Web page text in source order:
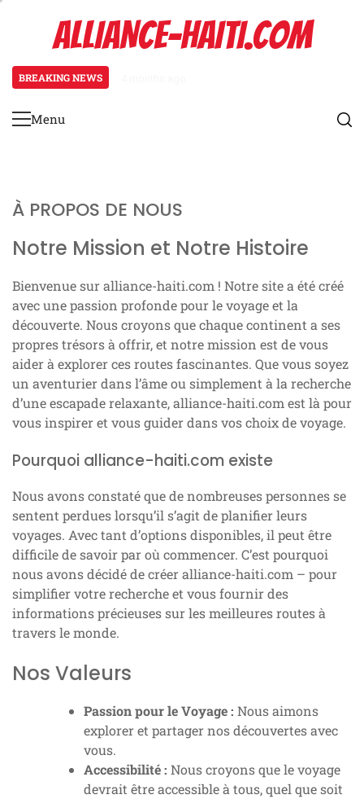
ALLIANCE-HAITI.COM
BREAKING NEWS
Primary
Menu
À PROPOS DE NOUS
Notre Mission et Notre Histoire
Bienvenue sur alliance-haiti.com ! Notre site a été créé
avec une passion profonde pour le voyage et la
découverte. Nous croyons que chaque continent a ses
propres trésors à offrir, et notre mission est de vous
aider à explorer ces routes fascinantes. Que vous soyez
un aventurier dans l’âme ou simplement à la recherche
d’une escapade relaxante, alliance-haiti.com est là pour
vous inspirer et vous guider dans vos choix de voyage.
Pourquoi alliance-haiti.com existe
Nous avons constaté que de nombreuses personnes se
sentent perdues lorsqu’il s’agit de planifier leurs
voyages. Avec tant d’options disponibles, il peut être
difficile de savoir par où commencer. C’est pourquoi
nous avons décidé de créer alliance-haiti.com – pour
simplifier votre recherche et vous fournir des
informations précieuses sur les meilleures routes à
travers le monde.
Nos Valeurs
Passion pour le Voyage : Nous aimons
explorer et partager nos découvertes avec
vous.
Accessibilité : Nous croyons que le voyage
devrait être accessible à tous, quel que soit